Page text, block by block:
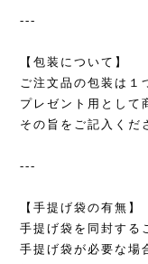
---
【包装について】
ご注文品の包装は１
プレゼント用として
その旨をご記入くだ
---
【手提げ袋の有無】
手提げ袋を同封する
手提げ袋が必要な場